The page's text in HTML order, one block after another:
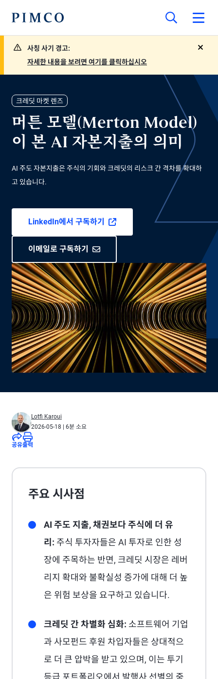
사칭 사기 경고:
자세한 내용을 보려면 여기를 클릭하십시오
크레딧 마켓 렌즈
머튼 모델(Merton Model)
이 본 AI 자본지출의 의미
AI 주도 자본지출은 주식의 기회와 크레딧의 리스크 간 격차를 확대하
고 있습니다.
LinkedIn에서 구독하기
이메일로 구독하기
Lotfi Karoui
2026-05-18 | 6분 소요
공유출력
주요 시사점
AI 주도 지출, 채권보다 주식에 더 유
리: 주식 투자자들은 AI 투자로 인한 성
장에 주목하는 반면, 크레딧 시장은 레버
리지 확대와 불확실성 증가에 대해 더 높
은 위험 보상을 요구하고 있습니다.
크레딧 간 차별화 심화: 소프트웨어 기업
과 사모펀드 후원 차입자들은 상대적으
로 더 큰 압박을 받고 있으며, 이는 투기
등급 포트폴리오에서 발행사 선별의 중